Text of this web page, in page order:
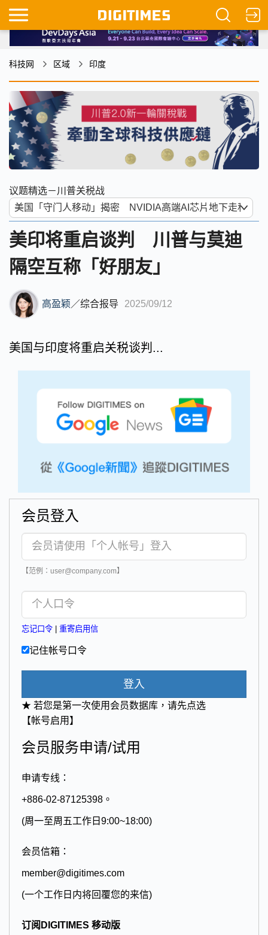
科技网 区域 印度
议题精选－川普关税战
美印将重启谈判 川普与莫迪
隔空互称「好朋友」
高盈颖 ／综合报导 2025/09/12
美国与印度将重启关税谈判...
会员登入
【范例：user@company.com】
忘记口令 重寄启用信
记住帐号口令
登入
★ 若您是第一次使用会员数据库，请先点选
【帐号启用】
会员服务申请/试用
申请专线：
+886-02-87125398。
(周一至周五工作日9:00~18:00)
会员信箱：
member@digitimes.com
(一个工作日内将回覆您的来信)
订阅DIGITIMES 移动版